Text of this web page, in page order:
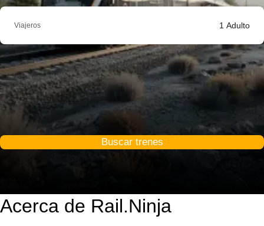
Viajeros 1 Adulto
Buscar trenes
Acerca de Rail.Ninja